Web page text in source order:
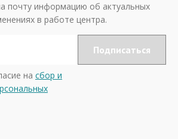
почту информацию об актуальных
в работе центра.
на сбор и